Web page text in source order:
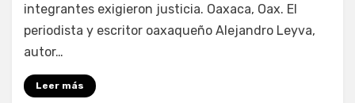
integrantes exigieron justicia. Oaxaca, Oax. El
periodista y escritor oaxaqueño Alejandro Leyva,
autor…
Leer más